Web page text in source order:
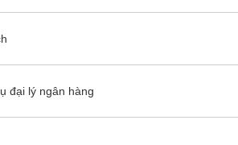
đại lý ngân hàng